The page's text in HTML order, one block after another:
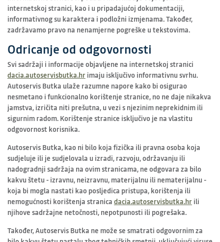
internetskoj stranici, kao i u pripadajućoj dokumentaciji,
informativnog su karaktera i podložni izmjenama. Također,
zadržavamo pravo na nenamjerne pogreške u tekstovima.
Odricanje od odgovornosti
Svi sadržaji i informacije objavljene na internetskoj stranici
dacia.autoservisbutka.hr imaju isključivo informativnu svrhu.
Autoservis Butka ulaže razumne napore kako bi osigurao
nesmetano i funkcionalno korištenje stranice, no ne daje nikakva
jamstva, izričita niti prešutna, u vezi s njezinim neprekidnim ili
sigurnim radom. Korištenje stranice isključivo je na vlastitu
odgovornost korisnika.
Autoservis Butka, kao ni bilo koja fizička ili pravna osoba koja
sudjeluje ili je sudjelovala u izradi, razvoju, održavanju ili
nadogradnji sadržaja na ovim stranicama, ne odgovara za bilo
kakvu štetu - izravnu, neizravnu, materijalnu ili nematerijalnu -
koja bi mogla nastati kao posljedica pristupa, korištenja ili
nemogućnosti korištenja stranica dacia.autoservisbutka.hr ili
njihove sadržajne netočnosti, nepotpunosti ili pogrešaka.
Također, Autoservis Butka ne može se smatrati odgovornim za